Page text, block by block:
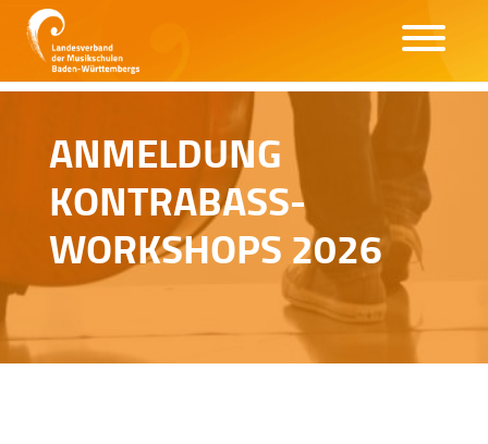
ANMELDUNG
KONTRABASS-
WORKSHOPS 2026